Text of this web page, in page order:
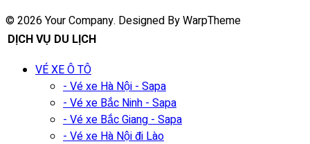
© 2026 Your Company. Designed By WarpTheme
DỊCH VỤ DU LỊCH
VÉ XE Ô TÔ
- Vé xe Hà Nội - Sapa
- Vé xe Bắc Ninh - Sapa
- Vé xe Bắc Giang - Sapa
- Vé xe Hà Nội đi Lào